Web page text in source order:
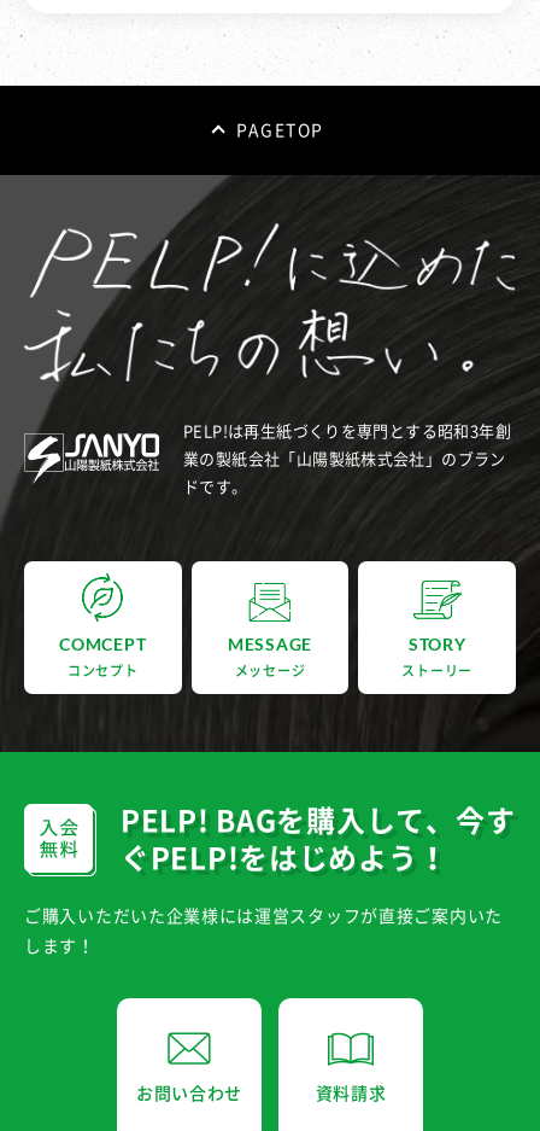
PAGETOP
PELP!は再生紙づくりを専門とする昭和3年創
業の製紙会社「山陽製紙株式会社」のブラン
ドです。
COMCEPT
コンセプト
MESSAGE
メッセージ
STORY
ストーリー
PELP! BAGを購入して、 今す
ぐPELP!をはじめよう！
ご購入いただいた企業様には運営スタッフが直接ご案内いた
します！
お問い合わせ 資料請求